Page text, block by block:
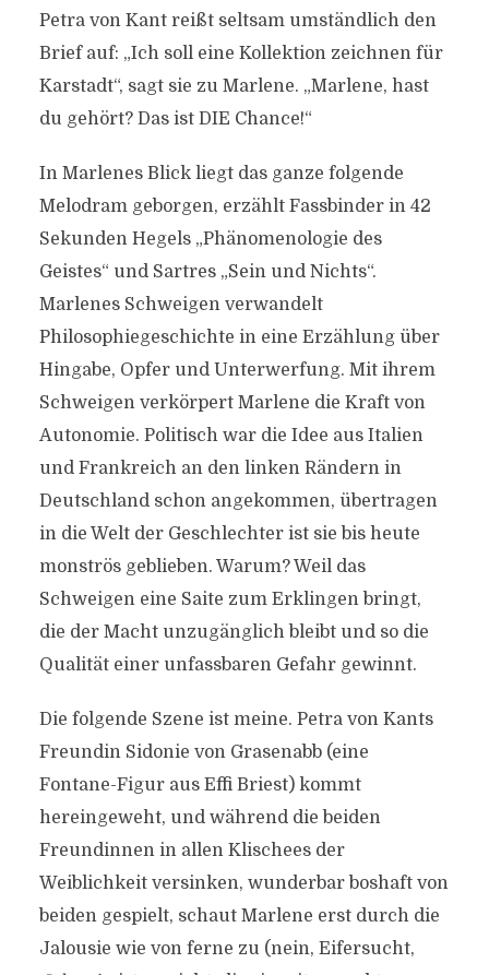
Petra von Kant reißt seltsam umständlich den
Brief auf: „Ich soll eine Kollektion zeichnen für
Karstadt“, sagt sie zu Marlene. „Marlene, hast
du gehört? Das ist DIE Chance!“
In Marlenes Blick liegt das ganze folgende
Melodram geborgen, erzählt Fassbinder in 42
Sekunden Hegels „Phänomenologie des
Geistes“ und Sartres „Sein und Nichts“.
Marlenes Schweigen verwandelt
Philosophiegeschichte in eine Erzählung über
Hingabe, Opfer und Unterwerfung. Mit ihrem
Schweigen verkörpert Marlene die Kraft von
Autonomie. Politisch war die Idee aus Italien
und Frankreich an den linken Rändern in
Deutschland schon angekommen, übertragen
in die Welt der Geschlechter ist sie bis heute
monströs geblieben. Warum? Weil das
Schweigen eine Saite zum Erklingen bringt,
die der Macht unzugänglich bleibt und so die
Qualität einer unfassbaren Gefahr gewinnt.
Die folgende Szene ist meine. Petra von Kants
Freundin Sidonie von Grasenabb (eine
Fontane-Figur aus Effi Briest) kommt
hereingeweht, und während die beiden
Freundinnen in allen Klischees der
Weiblichkeit versinken, wunderbar boshaft von
beiden gespielt, schaut Marlene erst durch die
Jalousie wie von ferne zu (nein, Eifersucht,